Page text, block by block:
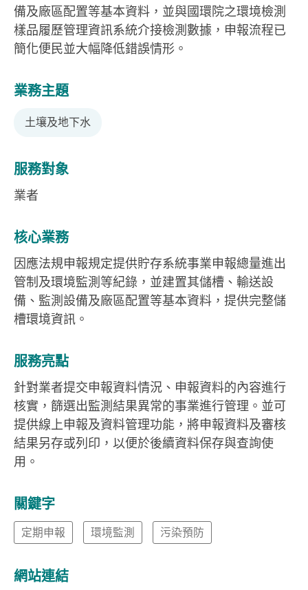
備及廠區配置等基本資料，並與國環院之環境檢測
樣品履歷管理資訊系統介接檢測數據，申報流程已
簡化便民並大幅降低錯誤情形。
業務主題
土壤及地下水
服務對象
業者
核心業務
因應法規申報規定提供貯存系統事業申報總量進出
管制及環境監測等紀錄，並建置其儲槽、輸送設
備、監測設備及廠區配置等基本資料，提供完整儲
槽環境資訊。
服務亮點
針對業者提交申報資料情況、申報資料的內容進行
核實，篩選出監測結果異常的事業進行管理。並可
提供線上申報及資料管理功能，將申報資料及審核
結果另存或列印，以便於後續資料保存與查詢使
用。
關鍵字
定期申報 環境監測 污染預防
網站連結